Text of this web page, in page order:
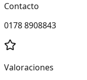
Contacto
0178 8908843
Valoraciones